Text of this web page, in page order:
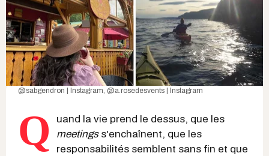
@sabgendron | Instagram, @a.rosedesvents | Instagram
Q
uand la vie prend le dessus, que les
meetingss'enchaînent, que les
responsabilités semblent sans fin et que